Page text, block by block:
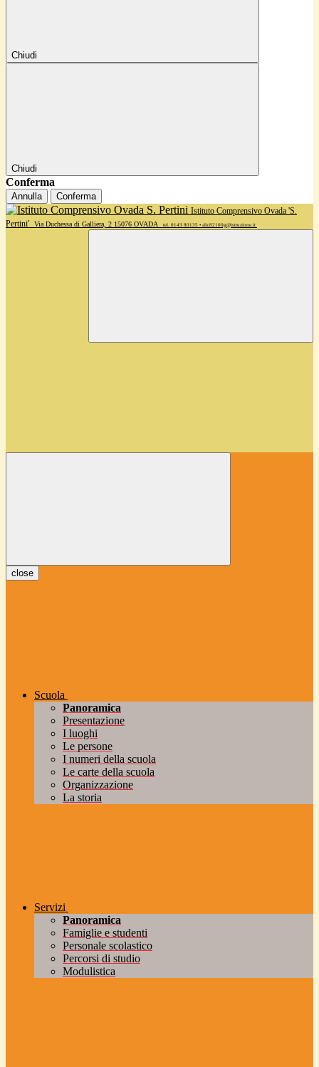
Chiudi
Chiudi
Conferma
Annulla Conferma
Istituto Comprensivo Ovada 'S.
Pertini'
Via Duchessa di Galliera, 2 15076 OVADA tel. 0143 80135 • alic82100g@istruzione.it
close
Scuola
Panoramica
Presentazione
I luoghi
Le persone
I numeri della scuola
Le carte della scuola
Organizzazione
La storia
Servizi
Panoramica
Famiglie e studenti
Personale scolastico
Percorsi di studio
Modulistica